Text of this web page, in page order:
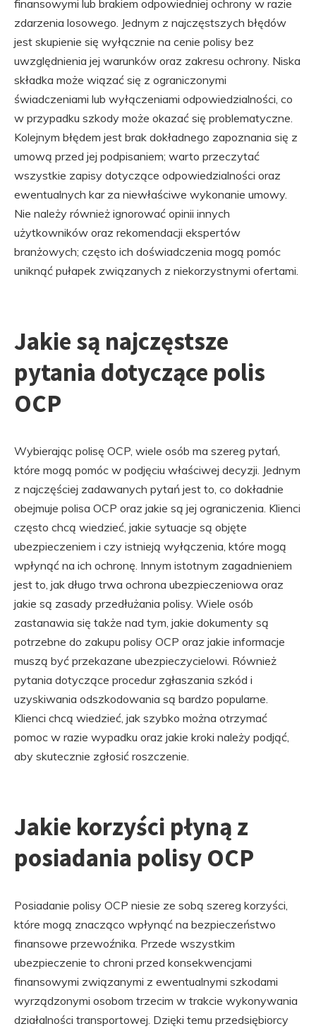
finansowymi lub brakiem odpowiedniej ochrony w razie
zdarzenia losowego. Jednym z najczęstszych błędów
jest skupienie się wyłącznie na cenie polisy bez
uwzględnienia jej warunków oraz zakresu ochrony. Niska
składka może wiązać się z ograniczonymi
świadczeniami lub wyłączeniami odpowiedzialności, co
w przypadku szkody może okazać się problematyczne.
Kolejnym błędem jest brak dokładnego zapoznania się z
umową przed jej podpisaniem; warto przeczytać
wszystkie zapisy dotyczące odpowiedzialności oraz
ewentualnych kar za niewłaściwe wykonanie umowy.
Nie należy również ignorować opinii innych
użytkowników oraz rekomendacji ekspertów
branżowych; często ich doświadczenia mogą pomóc
uniknąć pułapek związanych z niekorzystnymi ofertami.
Jakie są najczęstsze
pytania dotyczące polis
OCP
Wybierając polisę OCP, wiele osób ma szereg pytań,
które mogą pomóc w podjęciu właściwej decyzji. Jednym
z najczęściej zadawanych pytań jest to, co dokładnie
obejmuje polisa OCP oraz jakie są jej ograniczenia. Klienci
często chcą wiedzieć, jakie sytuacje są objęte
ubezpieczeniem i czy istnieją wyłączenia, które mogą
wpłynąć na ich ochronę. Innym istotnym zagadnieniem
jest to, jak długo trwa ochrona ubezpieczeniowa oraz
jakie są zasady przedłużania polisy. Wiele osób
zastanawia się także nad tym, jakie dokumenty są
potrzebne do zakupu polisy OCP oraz jakie informacje
muszą być przekazane ubezpieczycielowi. Również
pytania dotyczące procedur zgłaszania szkód i
uzyskiwania odszkodowania są bardzo popularne.
Klienci chcą wiedzieć, jak szybko można otrzymać
pomoc w razie wypadku oraz jakie kroki należy podjąć,
aby skutecznie zgłosić roszczenie.
Jakie korzyści płyną z
posiadania polisy OCP
Posiadanie polisy OCP niesie ze sobą szereg korzyści,
które mogą znacząco wpłynąć na bezpieczeństwo
finansowe przewoźnika. Przede wszystkim
ubezpieczenie to chroni przed konsekwencjami
finansowymi związanymi z ewentualnymi szkodami
wyrządzonymi osobom trzecim w trakcie wykonywania
działalności transportowej. Dzięki temu przedsiębiorcy